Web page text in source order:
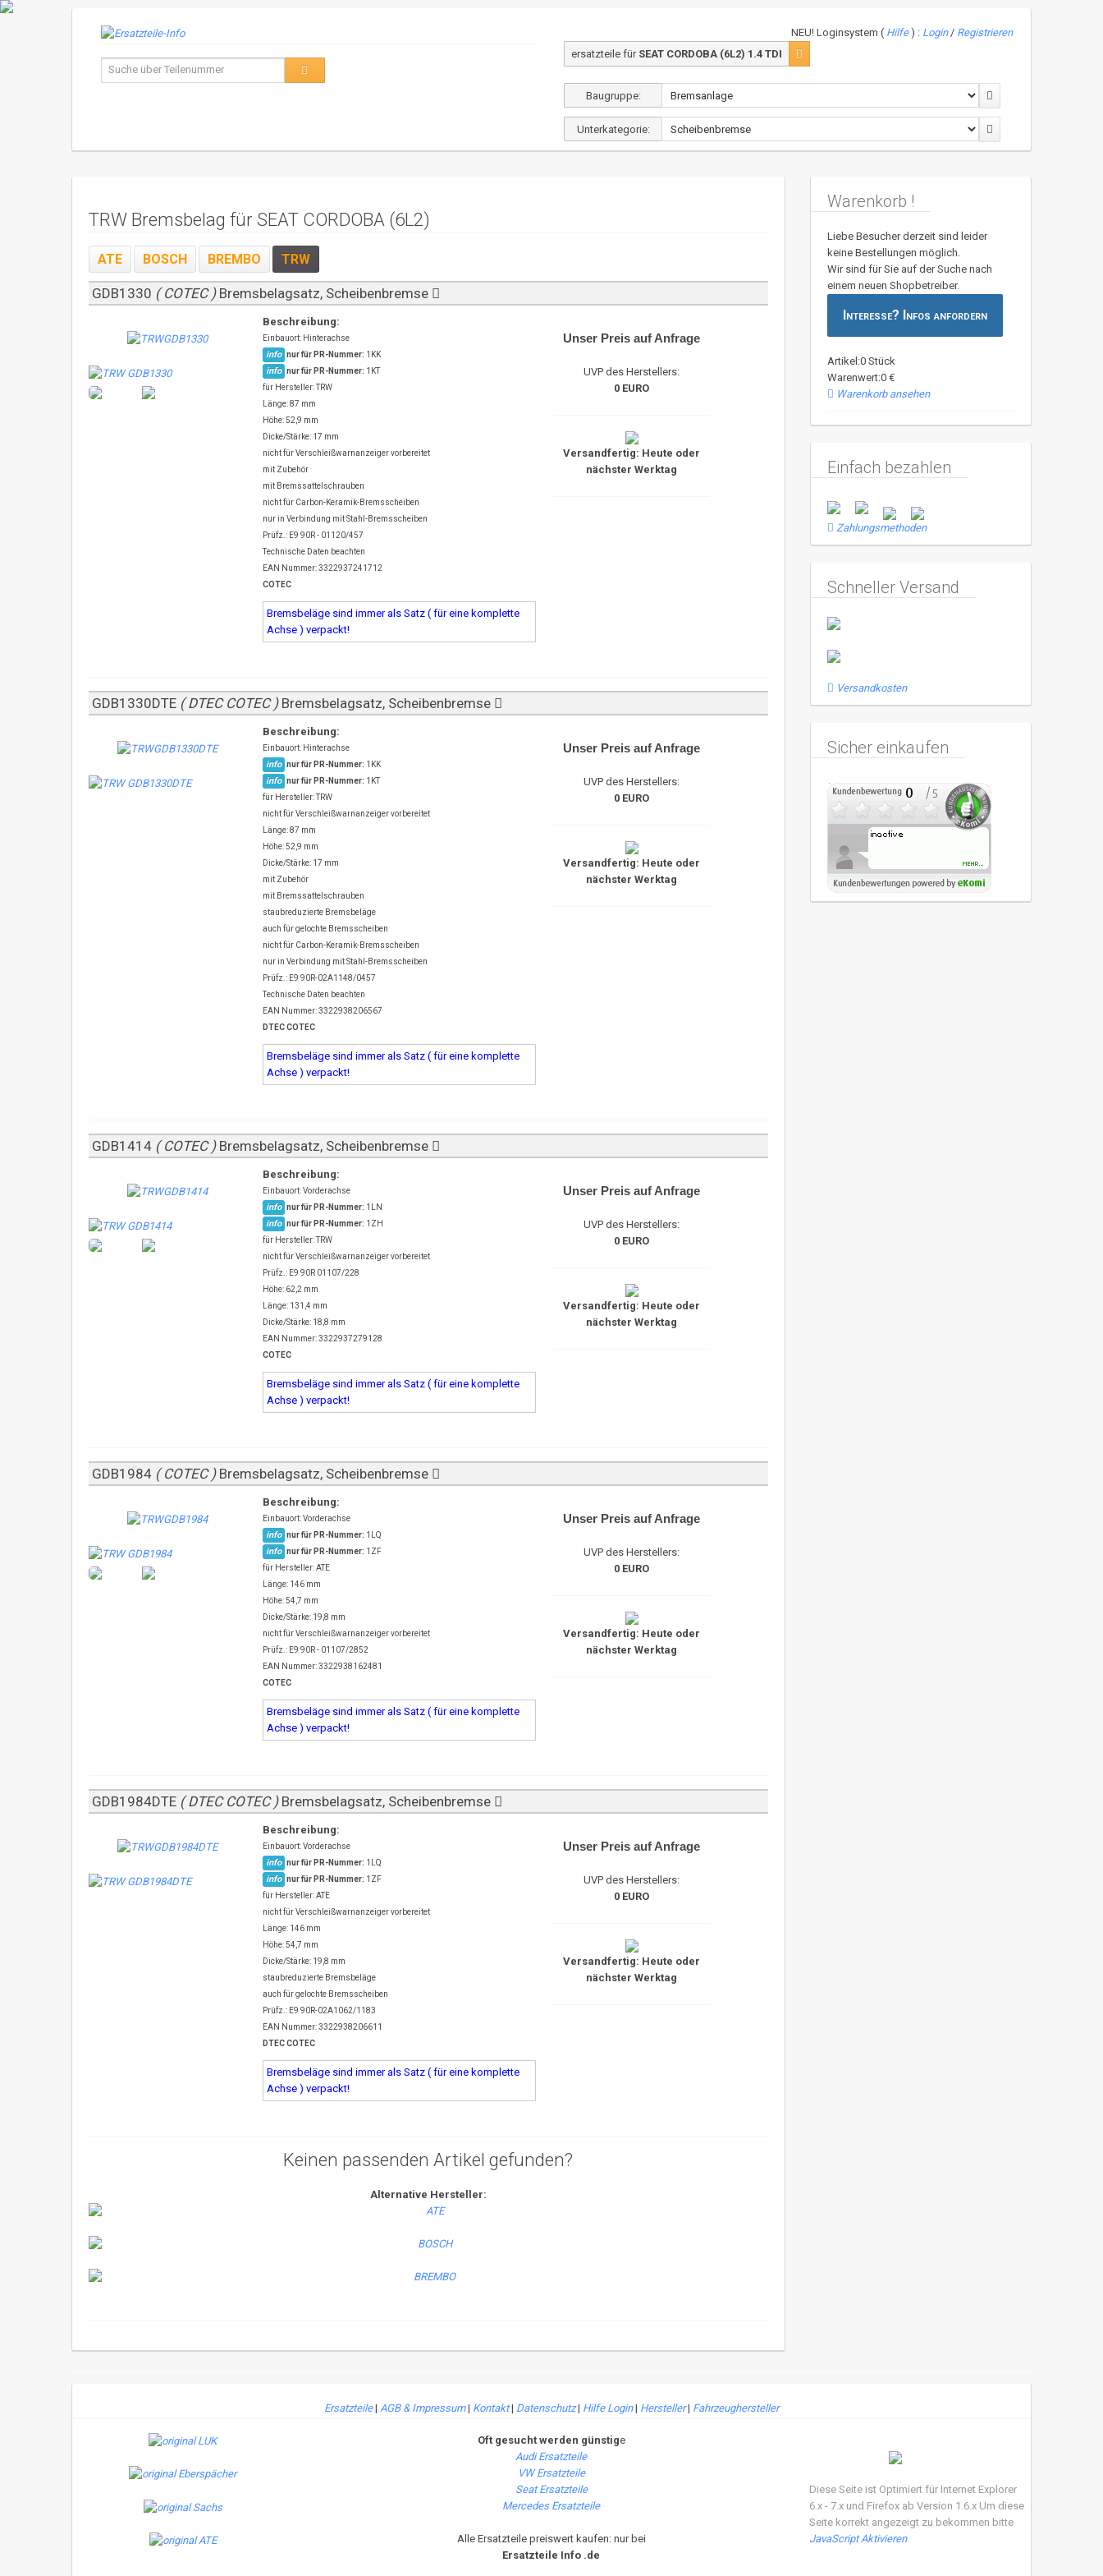
NEU! Loginsystem ( Hilfe) : Login/ Registrieren
ersatzteile für SEAT CORDOBA (6L2) 1.4 TDI
Baugruppe:
Unterkategorie:
TRW Bremsbelag für SEAT CORDOBA (6L2)
ATE BOSCH BREMBO TRW
GDB1330 ( COTEC ) Bremsbelagsatz, Scheibenbremse
Beschreibung:
Einbauort: Hinterachse
info nur für PR-Nummer: 1KK
info nur für PR-Nummer: 1KT
für Hersteller: TRW
Länge: 87 mm
Höhe: 52,9 mm
Dicke/Stärke: 17 mm
nicht für Verschleißwarnanzeiger vorbereitet
mit Zubehör
mit Bremssattelschrauben
nicht für Carbon-Keramik-Bremsscheiben
nur in Verbindung mit Stahl-Bremsscheiben
Prüfz.: E9 90R - 01120/457
Technische Daten beachten
EAN Nummer: 3322937241712
COTEC
Bremsbeläge sind immer als Satz ( für eine komplette
Achse ) verpackt!
Unser Preis auf Anfrage
UVP des Herstellers:
0 EURO
Versandfertig: Heute oder
nächster Werktag
GDB1330DTE ( DTEC COTEC ) Bremsbelagsatz, Scheibenbremse
Beschreibung:
Einbauort: Hinterachse
info nur für PR-Nummer: 1KK
info nur für PR-Nummer: 1KT
für Hersteller: TRW
nicht für Verschleißwarnanzeiger vorbereitet
Länge: 87 mm
Höhe: 52,9 mm
Dicke/Stärke: 17 mm
mit Zubehör
mit Bremssattelschrauben
staubreduzierte Bremsbeläge
auch für gelochte Bremsscheiben
nicht für Carbon-Keramik-Bremsscheiben
nur in Verbindung mit Stahl-Bremsscheiben
Prüfz.: E9 90R-02A1148/0457
Technische Daten beachten
EAN Nummer: 3322938206567
DTEC COTEC
Bremsbeläge sind immer als Satz ( für eine komplette
Achse ) verpackt!
Unser Preis auf Anfrage
UVP des Herstellers:
0 EURO
Versandfertig: Heute oder
nächster Werktag
GDB1414 ( COTEC ) Bremsbelagsatz, Scheibenbremse
Beschreibung:
Einbauort: Vorderachse
info nur für PR-Nummer: 1LN
info nur für PR-Nummer: 1ZH
für Hersteller: TRW
nicht für Verschleißwarnanzeiger vorbereitet
Prüfz.: E9 90R 01107/228
Höhe: 62,2 mm
Länge: 131,4 mm
Dicke/Stärke: 18,8 mm
EAN Nummer: 3322937279128
COTEC
Bremsbeläge sind immer als Satz ( für eine komplette
Achse ) verpackt!
Unser Preis auf Anfrage
UVP des Herstellers:
0 EURO
Versandfertig: Heute oder
nächster Werktag
GDB1984 ( COTEC ) Bremsbelagsatz, Scheibenbremse
Beschreibung:
Einbauort: Vorderachse
info nur für PR-Nummer: 1LQ
info nur für PR-Nummer: 1ZF
für Hersteller: ATE
Länge: 146 mm
Höhe: 54,7 mm
Dicke/Stärke: 19,8 mm
nicht für Verschleißwarnanzeiger vorbereitet
Prüfz.: E9 90R - 01107/2852
EAN Nummer: 3322938162481
COTEC
Bremsbeläge sind immer als Satz ( für eine komplette
Achse ) verpackt!
Unser Preis auf Anfrage
UVP des Herstellers:
0 EURO
Versandfertig: Heute oder
nächster Werktag
GDB1984DTE ( DTEC COTEC ) Bremsbelagsatz, Scheibenbremse
Beschreibung:
Einbauort: Vorderachse
info nur für PR-Nummer: 1LQ
info nur für PR-Nummer: 1ZF
für Hersteller: ATE
nicht für Verschleißwarnanzeiger vorbereitet
Länge: 146 mm
Höhe: 54,7 mm
Dicke/Stärke: 19,8 mm
staubreduzierte Bremsbeläge
auch für gelochte Bremsscheiben
Prüfz.: E9 90R-02A1062/1183
EAN Nummer: 3322938206611
DTEC COTEC
Bremsbeläge sind immer als Satz ( für eine komplette
Achse ) verpackt!
Unser Preis auf Anfrage
UVP des Herstellers:
0 EURO
Versandfertig: Heute oder
nächster Werktag
Keinen passenden Artikel gefunden?
Alternative Hersteller:
Warenkorb !
Liebe Besucher derzeit sind leider
keine Bestellungen möglich.
Wir sind für Sie auf der Suche nach
einem neuen Shopbetreiber.
Interesse? Infos anfordern
Artikel:0 Stück
Warenwert:0 €
Warenkorb ansehen
Einfach bezahlen
Zahlungsmethoden
Schneller Versand
Versandkosten
Sicher einkaufen
Ersatzteile| AGB & Impressum| Kontakt| Datenschutz| Hilfe Login| Hersteller| Fahrzeughersteller
Oft gesucht werden günstige
Audi Ersatzteile
VW Ersatzteile
Seat Ersatzteile
Mercedes Ersatzteile
Alle Ersatzteile preiswert kaufen: nur bei
Ersatzteile Info .de
Diese Seite ist Optimiert für Internet Explorer
6.x - 7.x und Firefox ab Version 1.6.x Um diese
Seite korrekt angezeigt zu bekommen bitte
JavaScript Aktivieren